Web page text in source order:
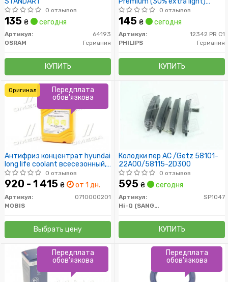
0 отзывов
135 ₴ сегодня
Артикул:
64193
OSRAM
Германия
КУПИТЬ
упаковка коробка
0 отзывов
145 ₴ сегодня
Артикул:
12342 PR C1
PHILIPS
Германия
КУПИТЬ
Антифриз концентрат hyundai
long life coolant всесезонный,
2л
0 отзывов
920 - 1 415 ₴ от 1 дн.
Артикул:
0710000201
MOBIS
Выбрать цену
Передплата
обов'язкова
Оригинал
Колодки пер AC /Getz 58101-
22A00/58115-2D300
0 отзывов
595 ₴ сегодня
Артикул:
SP1047
Hi-Q (SANGSIN)
КУПИТЬ
Передплата
обов'язкова
Передплата
обов'язкова